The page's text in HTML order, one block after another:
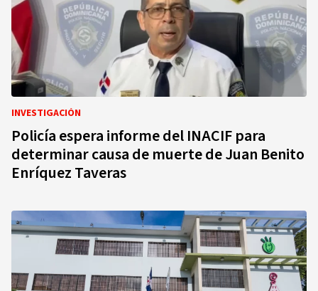
INVESTIGACIÓN
Policía espera informe del INACIF para
determinar causa de muerte de Juan Benito
Enríquez Taveras